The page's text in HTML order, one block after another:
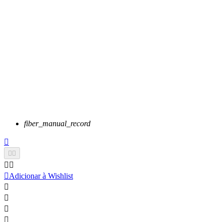
fiber_manual_record

 
 
Adicionar à Wishlist



